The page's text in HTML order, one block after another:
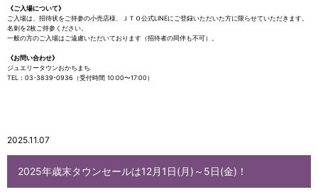
《ご入場について》
ご入場は、招待状をご持参の小売店様、ＪＴＯ公式LINEにご登録いただいた方に限らせていただきます。
名刺を2枚ご持参ください。
一般の方のご入場はご遠慮いただいております（招待者の同伴も不可）。
《お問い合わせ》
ジュエリータウンおかちまち
TEL：03-3839-0936（受付時間 10:00〜17:00）
2025.11.07
2025年歳末タウンセールは12月1日(月)～5日(金)！